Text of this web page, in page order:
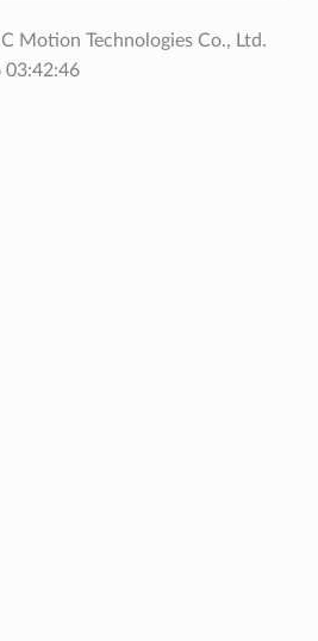
Motion Technologies Co., Ltd.
03:42:46